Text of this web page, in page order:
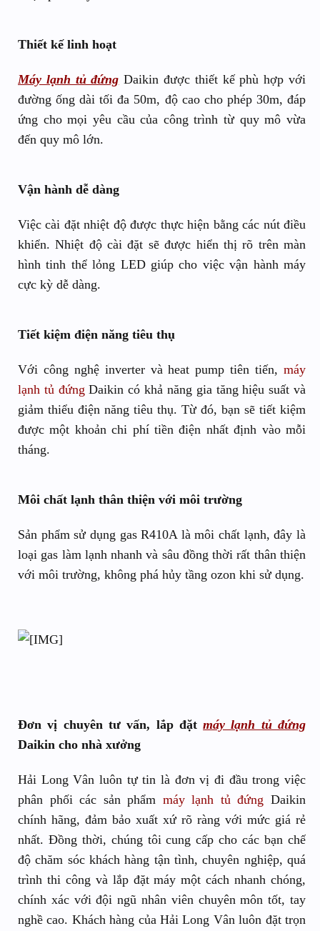
Thiết kế linh hoạt
Máy lạnh tủ đứng Daikin được thiết kế phù hợp với
đường ống dài tối đa 50m, độ cao cho phép 30m, đáp
ứng cho mọi yêu cầu của công trình từ quy mô vừa
đến quy mô lớn.
Vận hành dễ dàng
Việc cài đặt nhiệt độ được thực hiện bằng các nút điều
khiển. Nhiệt độ cài đặt sẽ được hiển thị rõ trên màn
hình tinh thể lỏng LED giúp cho việc vận hành máy
cực kỳ dễ dàng.
Tiết kiệm điện năng tiêu thụ
Với công nghệ inverter và heat pump tiên tiến, máy
lạnh tủ đứng Daikin có khả năng gia tăng hiệu suất và
giảm thiểu điện năng tiêu thụ. Từ đó, bạn sẽ tiết kiệm
được một khoản chi phí tiền điện nhất định vào mỗi
tháng.
Môi chất lạnh thân thiện với môi trường
Sản phẩm sử dụng gas R410A là môi chất lạnh, đây là
loại gas làm lạnh nhanh và sâu đồng thời rất thân thiện
với môi trường, không phá hủy tầng ozon khi sử dụng.
Đơn vị chuyên tư vấn, lắp đặtmáy lạnh tủ đứng
Daikin cho nhà xưởng
Hải Long Vân luôn tự tin là đơn vị đi đầu trong việc
phân phối các sản phẩm máy lạnh tủ đứng Daikin
chính hãng, đảm bảo xuất xứ rõ ràng với mức giá rẻ
nhất. Đồng thời, chúng tôi cung cấp cho các bạn chế
độ chăm sóc khách hàng tận tình, chuyên nghiệp, quá
trình thi công và lắp đặt máy một cách nhanh chóng,
chính xác với đội ngũ nhân viên chuyên môn tốt, tay
nghề cao. Khách hàng của Hải Long Vân luôn đặt trọn